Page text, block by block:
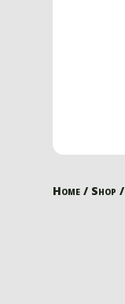
Home / Shop /